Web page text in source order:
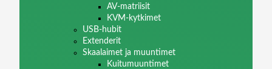
AV-matriisit
KVM-kytkimet
USB-hubit
Extenderit
Skaalaimet ja muuntimet
Kuitumuuntimet